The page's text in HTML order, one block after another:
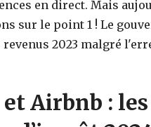
en direct. Mais
sur le point 1 ! Le
2023 malgré
Airbnb :